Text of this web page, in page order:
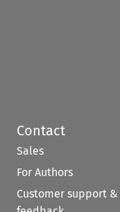
Contact
Sales
For Authors
Customer support &